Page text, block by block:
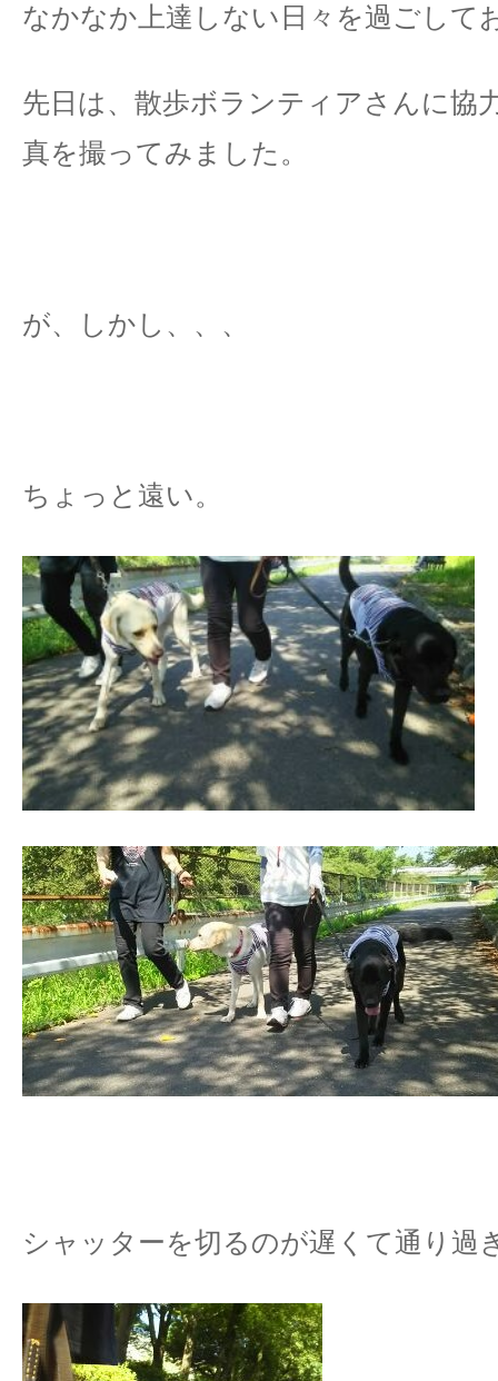
なかなか上達しない日々を過ごして
先日は、散歩ボランティアさんに協
真を撮ってみました。
が、しかし、、、
ちょっと遠い。
シャッターを切るのが遅くて通り過